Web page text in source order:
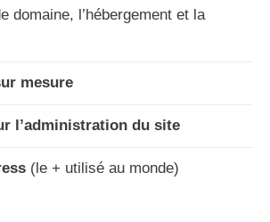
domaine, l’hébergement et la
mesure
l’administration du site
(le + utilisé au monde)